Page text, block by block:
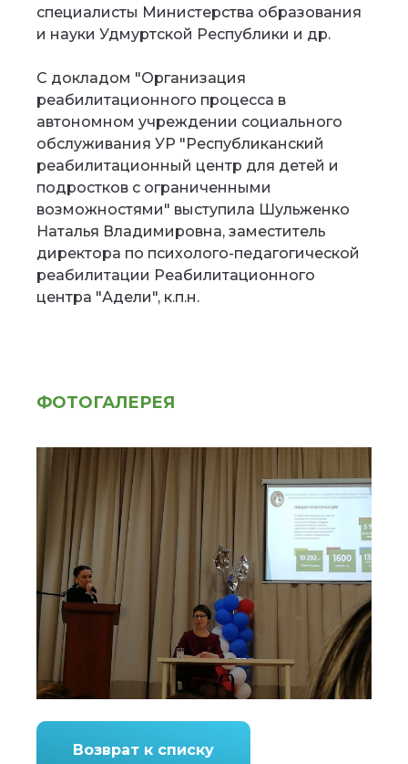
специалисты Министерства образования
и науки Удмуртской Республики и др.
С докладом "Организация
реабилитационного процесса в
автономном учреждении социального
обслуживания УР "Республиканский
реабилитационный центр для детей и
подростков с ограниченными
возможностями" выступила Шульженко
Наталья Владимировна, заместитель
директора по психолого-педагогической
реабилитации Реабилитационного
центра "Адели", к.п.н.
ФОТОГАЛЕРЕЯ
Возврат к списку